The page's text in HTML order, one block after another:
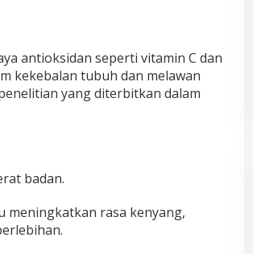
antioksidan seperti vitamin C dan
kekebalan tubuh dan melawan
yang diterbitkan dalam
badan.
meningkatkan rasa kenyang,